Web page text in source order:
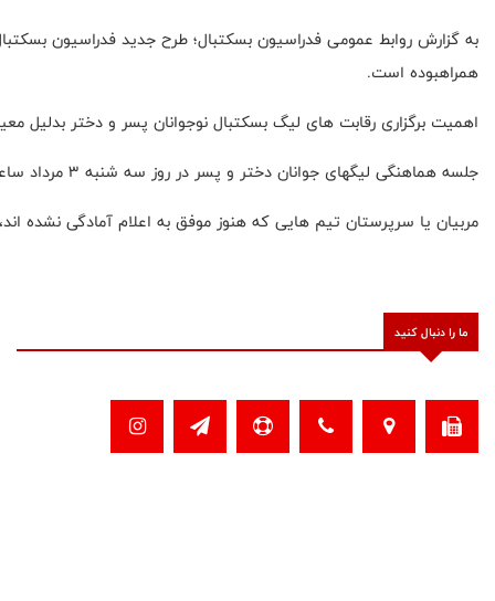
همراهبوده است.
اهمیت برگزاری رقابت های لیگ بسکتبال نوجوانان پسر و دختر
جلسه هماهنگی لیگهای جوانان دختر و پسر در روز سه شنبه ۳ مرداد ساعت ۹ در سالن بسکتبال آزادی آغاز خواهد شد.
مربیان یا سرپرستان تیم هایی که هنوز موفق به اعلام آمادگی نشده
ما را دنبال کنید